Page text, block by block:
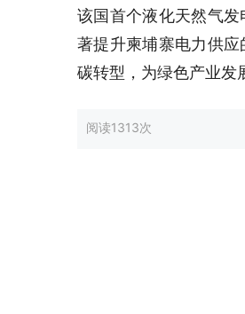
该国首个液化天然气
著提升柬埔寨电力供
碳转型，为绿色产业发
阅读1313次